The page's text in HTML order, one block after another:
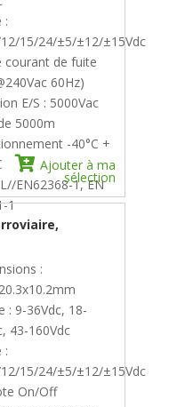
:
15/24/±5/±12/±15Vdc
courant de fuite
60Hz)
E/S : 5000Vac
5000m
-40°C +
EN62368-1, EN
1
Ajouter à ma
sélection
:
: 9-36Vdc, 18-
43-160Vdc
:
15/24/±5/±12/±15Vdc
On/Off